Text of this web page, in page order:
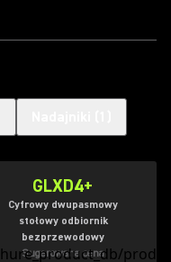
GLXD4+
Cyfrowy dwupasmowy
stołowy odbiornik
bezprzewodowy
Sugerowana cena